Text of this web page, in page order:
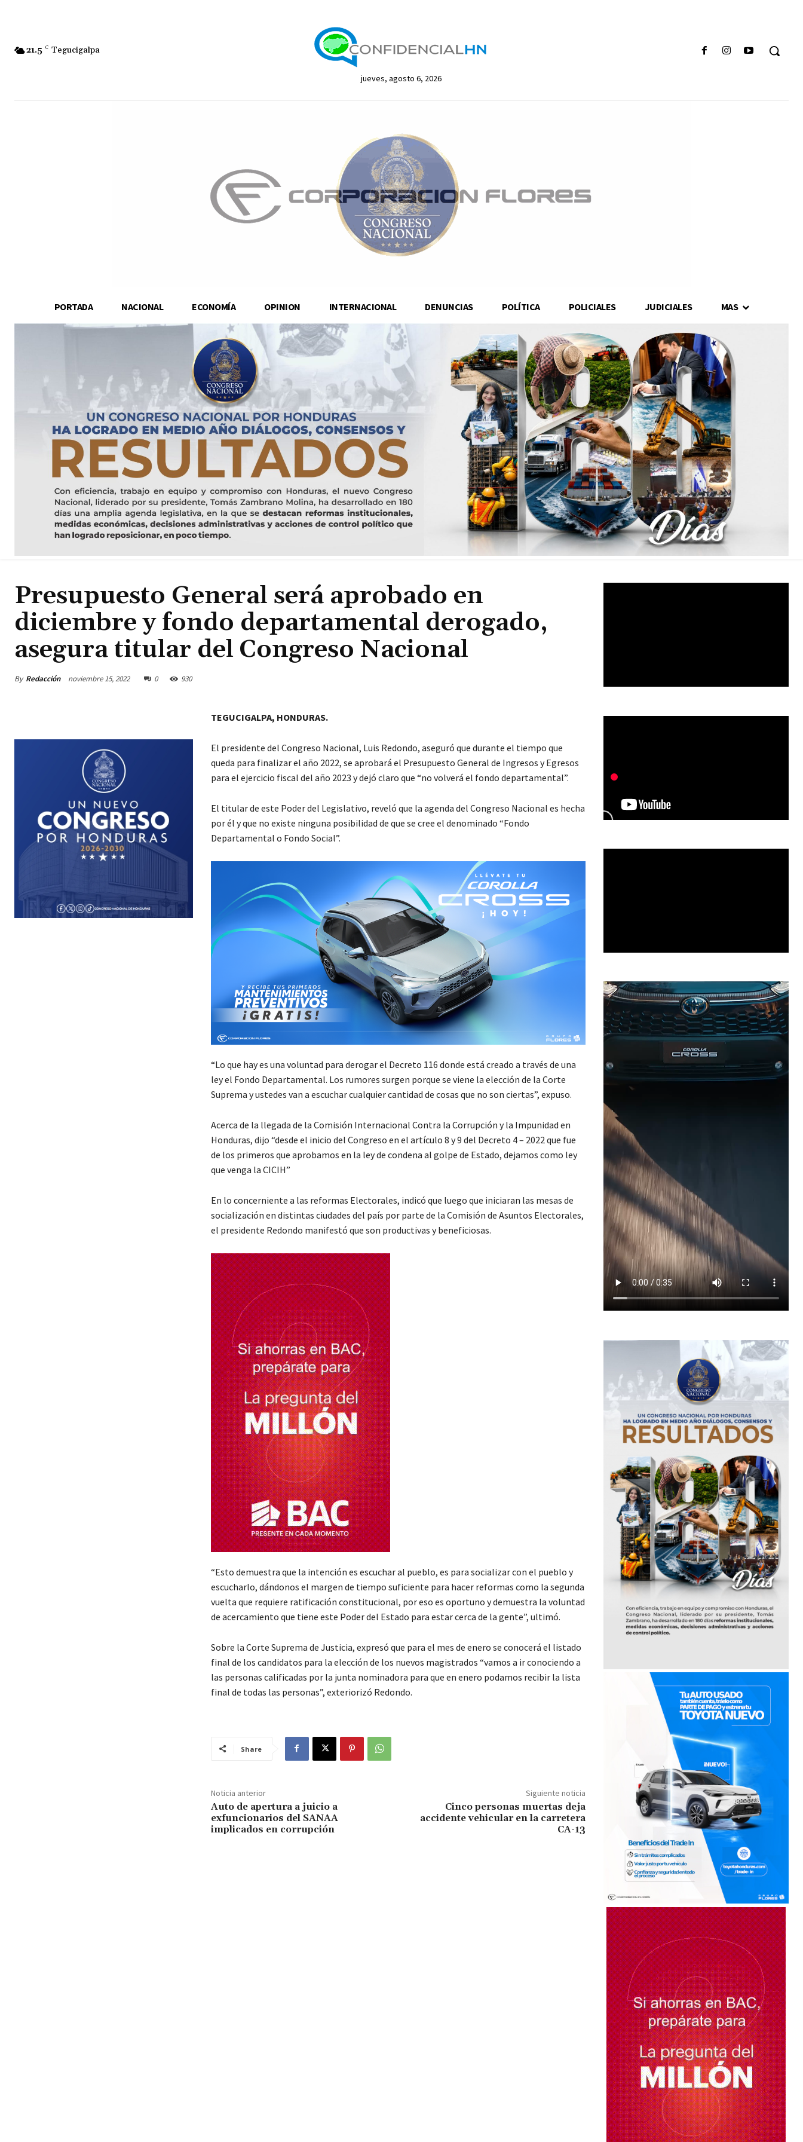
21.5 C Tegucigalpa
jueves, agosto 6, 2026
PORTADA NACIONAL ECONOMÍA OPINION INTERNACIONAL DENUNCIAS POLÍTICA POLICIALES JUDICIALES MAS
Presupuesto General será aprobado en
diciembre y fondo departamental derogado,
asegura titular del Congreso Nacional
By Redacción noviembre 15, 2022 0 930
TEGUCIGALPA, HONDURAS.
El presidente del Congreso Nacional, Luis Redondo, aseguró que durante el tiempo que
queda para finalizar el año 2022, se aprobará el Presupuesto General de Ingresos y Egresos
para el ejercicio fiscal del año 2023 y dejó claro que “no volverá el fondo departamental”.
El titular de este Poder del Legislativo, reveló que la agenda del Congreso Nacional es hecha
por él y que no existe ninguna posibilidad de que se cree el denominado “Fondo
Departamental o Fondo Social”.
“Lo que hay es una voluntad para derogar el Decreto 116 donde está creado a través de una
ley el Fondo Departamental. Los rumores surgen porque se viene la elección de la Corte
Suprema y ustedes van a escuchar cualquier cantidad de cosas que no son ciertas”, expuso.
Acerca de la llegada de la Comisión Internacional Contra la Corrupción y la Impunidad en
Honduras, dijo “desde el inicio del Congreso en el artículo 8 y 9 del Decreto 4 – 2022 que fue
de los primeros que aprobamos en la ley de condena al golpe de Estado, dejamos como ley
que venga la CICIH”
En lo concerniente a las reformas Electorales, indicó que luego que iniciaran las mesas de
socialización en distintas ciudades del país por parte de la Comisión de Asuntos Electorales,
el presidente Redondo manifestó que son productivas y beneficiosas.
“Esto demuestra que la intención es escuchar al pueblo, es para socializar con el pueblo y
escucharlo, dándonos el margen de tiempo suficiente para hacer reformas como la segunda
vuelta que requiere ratificación constitucional, por eso es oportuno y demuestra la voluntad
de acercamiento que tiene este Poder del Estado para estar cerca de la gente”, ultimó.
Sobre la Corte Suprema de Justicia, expresó que para el mes de enero se conocerá el listado
final de los candidatos para la elección de los nuevos magistrados “vamos a ir conociendo a
las personas calificadas por la junta nominadora para que en enero podamos recibir la lista
final de todas las personas”, exteriorizó Redondo.
Share
Noticia anterior
Auto de apertura a juicio a
exfuncionarios del SANAA
implicados en corrupción
Siguiente noticia
Cinco personas muertas deja
accidente vehicular en la carretera
CA-13